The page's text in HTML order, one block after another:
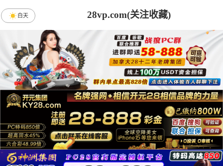
28vp.com(关注收藏)
白天